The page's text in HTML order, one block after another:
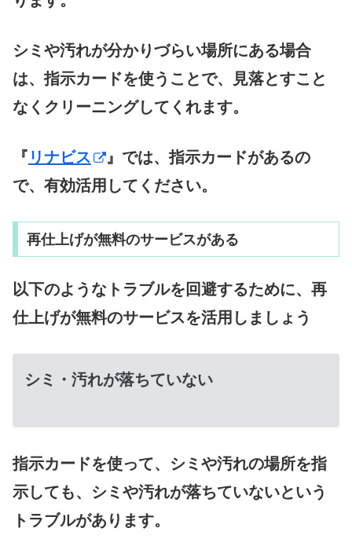
シミや汚れが分かりづらい場所にある場合
は、指示カードを使うことで、見落とすこと
なくクリーニングしてくれます。
『 リナビス
』では、指示カードがあるの
で、有効活用してください。
再仕上げが無料のサービスがある
以下のようなトラブルを回避するために、再
仕上げが無料のサービスを活用しましょう
シミ・汚れが落ちていない
指示カードを使って、シミや汚れの場所を指
示しても、シミや汚れが落ちていないという
トラブルがあります。